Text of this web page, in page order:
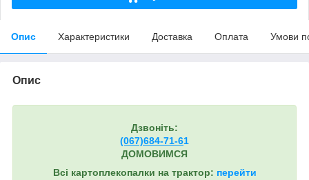
Опис Характеристики Доставка Оплата Умови
Опис
Дзвоніть:
(067)684-71-61
ДОМОВИМСЯ
Всі картоплекопалки на трактор: перейти